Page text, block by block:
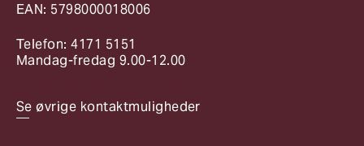
EAN: 5798000018006
Telefon: 4171 5151
Mandag-fredag 9.00-12.00
Se øvrige kontaktmuligheder